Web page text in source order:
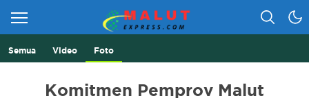
Malut Express
Berita Lebih Cepat
Semua Video Foto
Komitmen Pemprov Malut